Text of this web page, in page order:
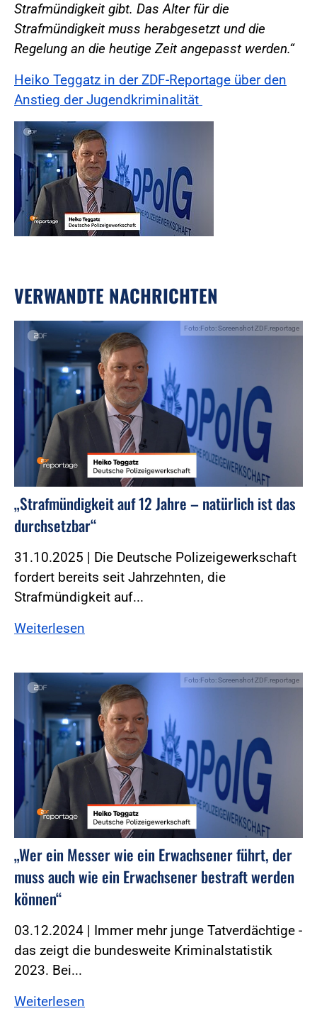
Strafmündigkeit gibt. Das Alter für die
Strafmündigkeit muss herabgesetzt und die
Regelung an die heutige Zeit angepasst werden.“
Heiko Teggatz in der ZDF-Reportage über den
Anstieg der Jugendkriminalität
VERWANDTE NACHRICHTEN
Foto:Foto: Screenshot ZDF.reportage
„Strafmündigkeit auf 12 Jahre – natürlich ist das
durchsetzbar“
31.10.2025 | Die Deutsche Polizeigewerkschaft
fordert bereits seit Jahrzehnten, die
Strafmündigkeit auf...
Weiterlesen
Foto:Foto: Screenshot ZDF.reportage
„Wer ein Messer wie ein Erwachsener führt, der
muss auch wie ein Erwachsener bestraft werden
können“
03.12.2024 | Immer mehr junge Tatverdächtige -
das zeigt die bundesweite Kriminalstatistik
2023. Bei...
Weiterlesen